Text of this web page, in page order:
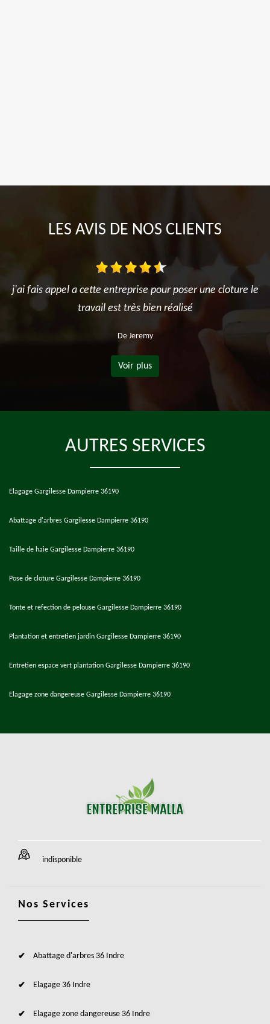
LES AVIS DE NOS CLIENTS
j'ai fais appel a cette entreprise pour poser une cloture le
travail est très bien réalisé
De Jeremy
Voir plus
AUTRES SERVICES
Elagage Gargilesse Dampierre 36190
Abattage d'arbres Gargilesse Dampierre 36190
Taille de haie Gargilesse Dampierre 36190
Pose de cloture Gargilesse Dampierre 36190
Tonte et refection de pelouse Gargilesse Dampierre 36190
Plantation et entretien jardin Gargilesse Dampierre 36190
Entretien espace vert plantation Gargilesse Dampierre 36190
Elagage zone dangereuse Gargilesse Dampierre 36190
indisponible
Nos Services
Abattage d'arbres 36 Indre
Elagage 36 Indre
Elagage zone dangereuse 36 Indre